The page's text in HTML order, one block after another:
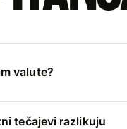
valute?
tečajevi razlikuju